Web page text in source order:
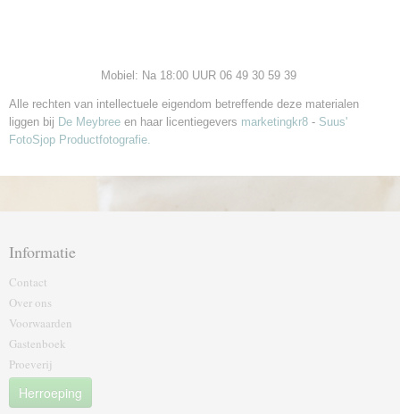
Mobiel: Na 18:00 UUR 06 49 30 59 39
Alle rechten van intellectuele eigendom betreffende deze materialen
liggen bij De Meybree en haar licentiegevers marketingkr8 - Suus'
FotoSjop Productfotografie.
Informatie
Contact
Over ons
Voorwaarden
Gastenboek
Proeverij
Herroeping